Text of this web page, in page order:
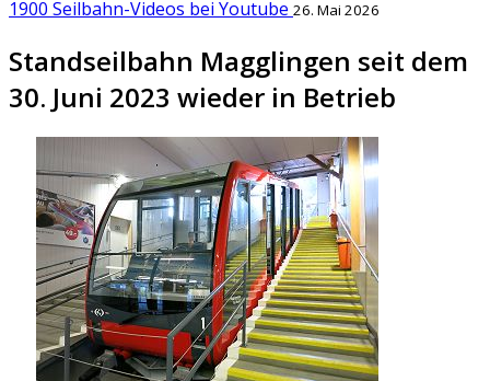
1900 Seilbahn-Videos bei Youtube 26. Mai 2026
Standseilbahn Magglingen seit dem
30. Juni 2023 wieder in Betrieb